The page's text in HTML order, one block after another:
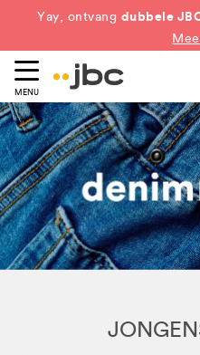
Yay, ontvang dubbele
MENU